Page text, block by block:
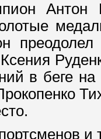
Антон
Ксения
в беге
и